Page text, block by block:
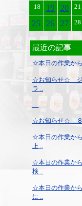
18 19 20 21
25 26 27 28
最近の記事
☆本日の作業か
☆お知らせ☆ ジ
ラ ..
☆お知らせ☆ ８
☆本日の作業か
上 ..
☆本日の作業か
検 ..
☆本日の作業か
に ..